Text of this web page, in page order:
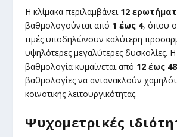
Η κλίμακα περιλαμβάνει 12
βαθμολογούνται από 1 έως 4, όπου
τιμές υποδηλώνουν καλύτερη
υψηλότερες μεγαλύτερες δυσκολίες.
βαθμολογία κυμαίνεται από 12 έως 48
βαθμολογίες να αντανακλούν
κοινοτικής λειτουργικότητας.
Ψυχομετρικές